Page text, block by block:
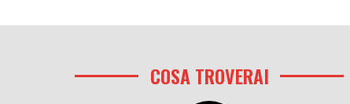
COSA TROVERAI